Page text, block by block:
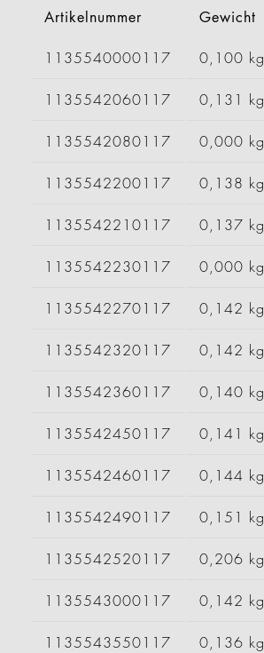
Artikelnummer Gewicht
1135540000117 0,100 kg
1135542060117 0,131 kg
1135542080117 0,000 kg
1135542200117 0,138 kg
1135542210117 0,137 kg
1135542230117 0,000 kg
1135542270117 0,142 kg
1135542320117 0,142 kg
1135542360117 0,140 kg
1135542450117 0,141 kg
1135542460117 0,144 kg
1135542490117 0,151 kg
1135542520117 0,206 kg
1135543000117 0,142 kg
1135543550117 0,136 kg